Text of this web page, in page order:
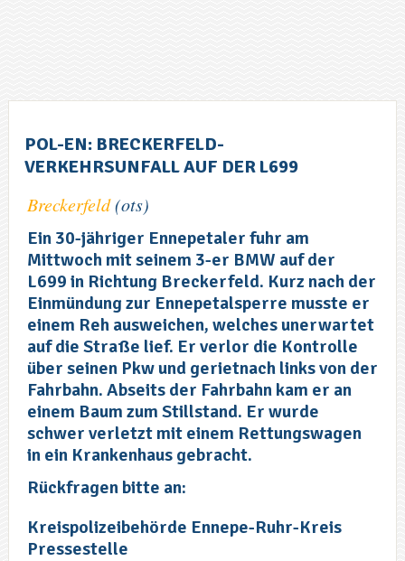
POL-EN: BRECKERFELD-
VERKEHRSUNFALL AUF DER L699
Breckerfeld(ots)
Ein 30-jähriger Ennepetaler fuhr am
Mittwoch mit seinem 3-er BMW auf der
L699 in Richtung Breckerfeld. Kurz nach der
Einmündung zur Ennepetalsperre musste er
einem Reh ausweichen, welches unerwartet
auf die Straße lief. Er verlor die Kontrolle
über seinen Pkw und gerietnach links von der
Fahrbahn. Abseits der Fahrbahn kam er an
einem Baum zum Stillstand. Er wurde
schwer verletzt mit einem Rettungswagen
in ein Krankenhaus gebracht.
Rückfragen bitte an:
Kreispolizeibehörde Ennepe-Ruhr-Kreis
Pressestelle